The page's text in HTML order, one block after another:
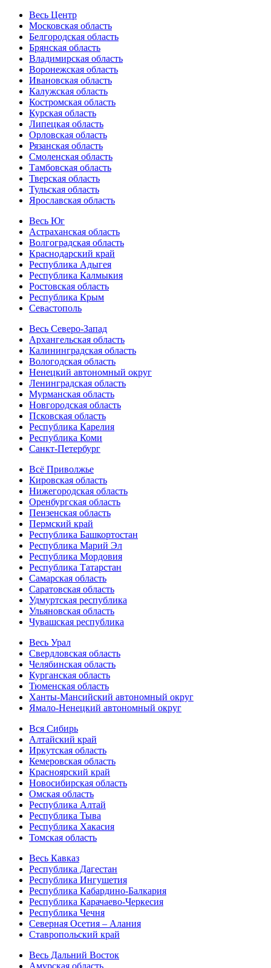
Весь Центр
Московская область
Белгородская область
Брянская область
Владимирская область
Воронежская область
Ивановская область
Калужская область
Костромская область
Курская область
Липецкая область
Орловская область
Рязанская область
Смоленская область
Тамбовская область
Тверская область
Тульская область
Ярославская область
Весь Юг
Астраханская область
Волгоградская область
Краснодарский край
Республика Адыгея
Республика Калмыкия
Ростовская область
Республика Крым
Севастополь
Весь Северо-Запад
Архангельская область
Калининградская область
Вологодская область
Ненецкий автономный округ
Ленинградская область
Мурманская область
Новгородская область
Псковская область
Республика Карелия
Республика Коми
Санкт-Петербург
Всё Приволжье
Кировская область
Нижегородская область
Оренбургская область
Пензенская область
Пермский край
Республика Башкортостан
Республика Марий Эл
Республика Мордовия
Республика Татарстан
Самарская область
Саратовская область
Удмуртская республика
Ульяновская область
Чувашская республика
Весь Урал
Свердловская область
Челябинская область
Курганская область
Тюменская область
Ханты-Мансийский автономный округ
Ямало-Ненецкий автономный округ
Вся Сибирь
Алтайский край
Иркутская область
Кемеровская область
Красноярский край
Новосибирская область
Омская область
Республика Алтай
Республика Тыва
Республика Хакасия
Томская область
Весь Кавказ
Республика Дагестан
Республика Ингушетия
Республика Кабардино-Балкария
Республика Карачаево-Черкесия
Республика Чечня
Северная Осетия – Алания
Ставропольский край
Весь Дальний Восток
Амурская область